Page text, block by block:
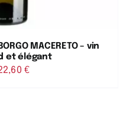
MACERETO – vin
et élégant
€